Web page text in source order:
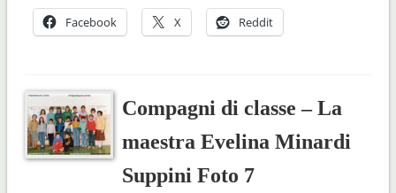
Facebook X Reddit
Compagni di classe – La
maestra Evelina Minardi
Suppini Foto 7